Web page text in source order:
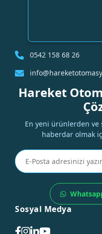
0542 158 68 26
Hareket
En yeni ürünlerden ve
haberdar olmak
Sosyal Medya